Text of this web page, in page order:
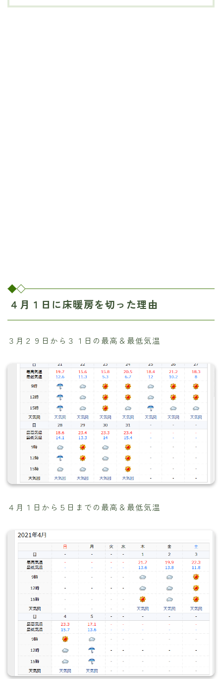
４月１日に床暖房を切った理由
３月２９日から３１日の最高＆最低気温
４月１日から５日までの最高＆最低気温